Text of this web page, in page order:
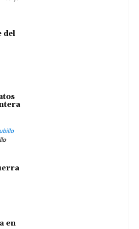
del
en